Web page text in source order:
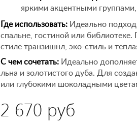
яркими акцентными группами,
Где использовать: Идеально
спальне, гостиной или
стиле транзишнл, эко-стиль и
С чем сочетать: Идеально
льна и золотистого дуба. Для
или глубокими шоколадными
2 670 руб